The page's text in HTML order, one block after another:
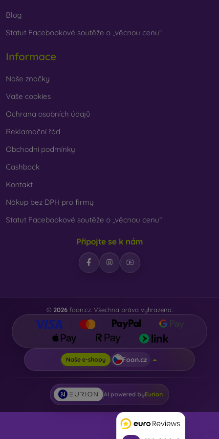
Blog
Statut Facebookové soutěže o „věcnou cenu“
Informace
Naše značky
Vaše cookies
Ochrana osobních údajů
Reklamační řád
Obchodní podmínky
Cashback
Kontakt
Nákup bez DPH pro firmy
Statut Facebookové soutěže o „věcnou cenu“
Připojte se k nám
© 2026 foon.cz. Všechna práva vyhrazena.
Naše e-shopy Foon.cz
AI powered byEurion